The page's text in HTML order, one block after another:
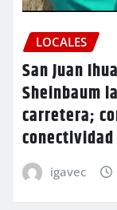
LOCALES
San Juan
Sheinbaum
carretera;
igavec